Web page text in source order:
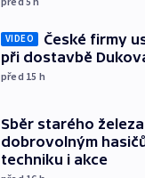
VIDEO
České firmy
při dostavbě
před 15 h
Sběr starého
dobrovolným
techniku i akce